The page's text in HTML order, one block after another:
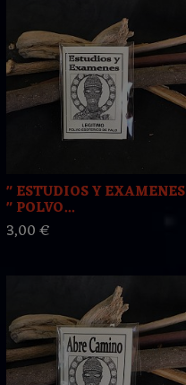
" ESTUDIOS Y EXAMENES
" POLVO...
3,00 €